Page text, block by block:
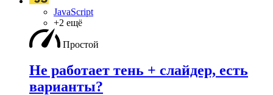
JavaScript
+2 ещё
Простой
Не работает тень + слайдер, есть
варианты?